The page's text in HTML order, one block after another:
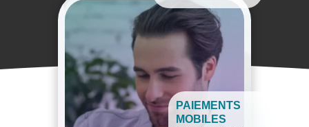
PAIEMENTS
MOBILES